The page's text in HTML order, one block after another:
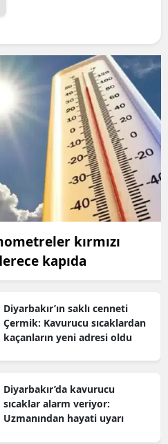
kırmızı
kapıda
Diyarbakır’ın saklı cenneti
Çermik: Kavurucu sıcaklardan
kaçanların yeni adresi oldu
Diyarbakır’da kavurucu
sıcaklar alarm veriyor:
Uzmanından hayati uyarı